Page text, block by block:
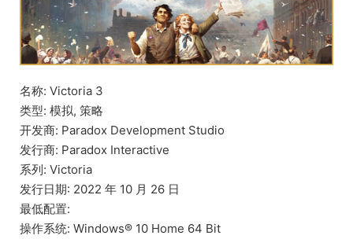
名称: Victoria 3
类型: 模拟, 策略
开发商: Paradox Development Studio
发行商: Paradox Interactive
系列: Victoria
发行日期: 2022 年 10 月 26 日
最低配置:
操作系统: Windows® 10 Home 64 Bit